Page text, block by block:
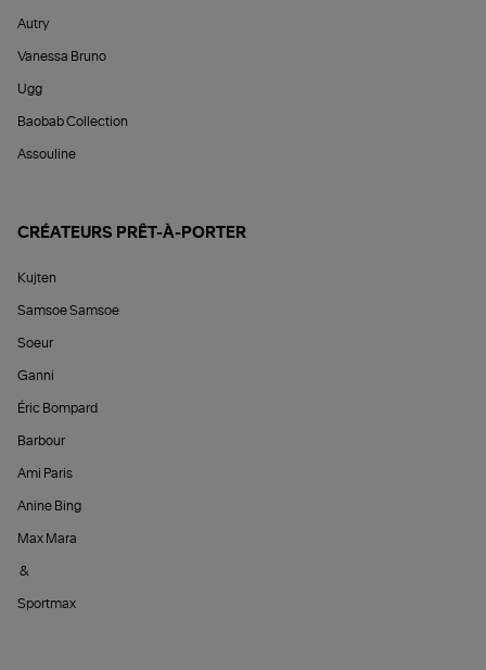
Autry
Vanessa Bruno
Ugg
Baobab Collection
Assouline
CRÉATEURS PRÊT-À-PORTER
Kujten
Samsoe Samsoe
Soeur
Ganni
Éric Bompard
Barbour
Ami Paris
Anine Bing
Max Mara
&
Sportmax